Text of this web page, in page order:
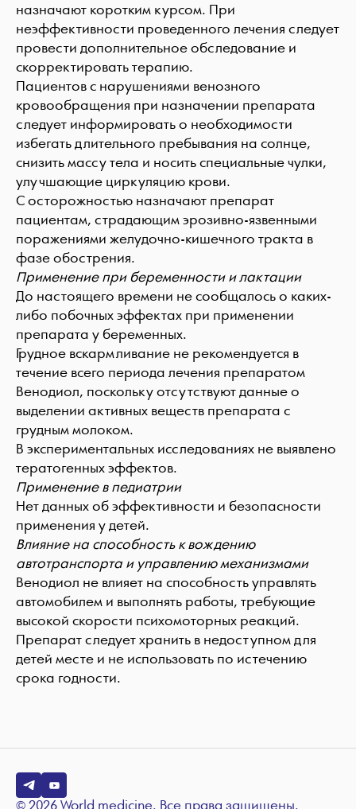
назначают коротким курсом. При
неэффективности проведенного лечения следует
провести дополнительное обследование и
скорректировать терапию.
Пациентов с нарушениями венозного
кровообращения при назначении препарата
следует информировать о необходимости
избегать длительного пребывания на солнце,
снизить массу тела и носить специальные чулки,
улучшающие циркуляцию крови.
С осторожностью назначают препарат
пациентам, страдающим эрозивно-язвенными
поражениями желудочно-кишечного тракта в
фазе обострения.
Применение при беременности и лактации
До настоящего времени не сообщалось о каких-
либо побочных эффектах при применении
препарата у беременных.
Грудное вскармливание не рекомендуется в
течение всего периода лечения препаратом
Венодиол, поскольку отсутствуют данные о
выделении активных веществ препарата с
грудным молоком.
В экспериментальных исследованиях не выявлено
тератогенных эффектов.
Применение в педиатрии
Нет данных об эффективности и безопасности
применения у детей.
Влияние на способность к вождению
автотранспорта и управлению механизмами
Венодиол не влияет на способность управлять
автомобилем и выполнять работы, требующие
высокой скорости психомоторных реакций.
Препарат следует хранить в недоступном для
детей месте и не использовать по истечению
срока годности.